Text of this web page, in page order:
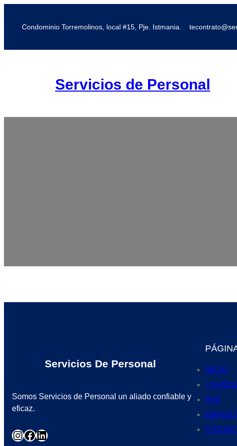
Condominio Torremolinos, local #15, Pje. Istmania.
Servicios de Personal
Servicios De Personal
Somos Servicios de Personal un aliado confiable y
eficaz.
InstagramFacebook LinkedIn
INICIO
RSE